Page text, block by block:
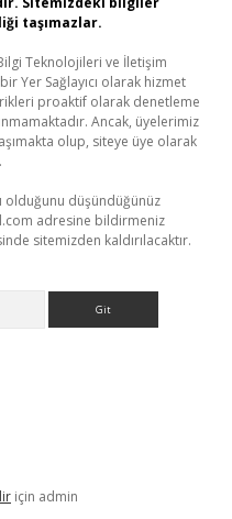
taşımazlar.
Teknolojileri ve İletişim
Yer Sağlayıcı olarak hizmet
proaktif olarak denetleme
Ancak, üyelerimiz
olup, siteye üye olarak
olduğunu düşündüğünüz
adresine bildirmeniz
sitemizden kaldırılacaktır.
için admin